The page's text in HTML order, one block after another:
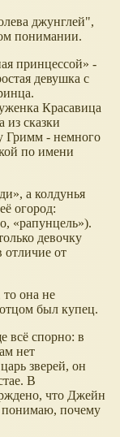
джунглей",
понимании.
принцессой
-
девушка с
Красавица
из сказки
Гримм - немного
по имени
, а колдунья
огород:
рапунцель ).
девочку
отличие от
то она не
был купец.
всё спорно: в
нет
зверей, он
В
что Джейн
понимаю, почему